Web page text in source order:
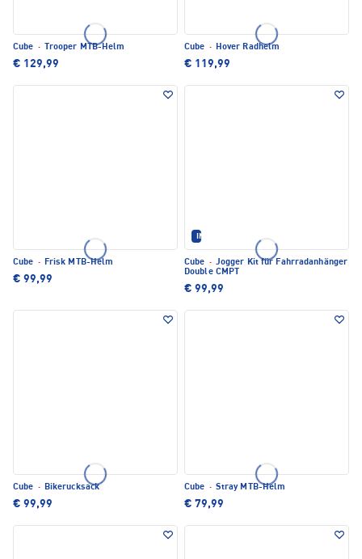
Cube · Trooper MTB-Helm
€ 129,99
Cube · Hover Radhelm
€ 119,99
Cube · Frisk MTB-Helm
€ 99,99
IM SET ERHÄLTLICH
Cube · Jogger Kit für Fahrradanhänger
Double CMPT
€ 99,99
Cube · Bikerucksack
€ 99,99
Cube · Stray MTB-Helm
€ 79,99